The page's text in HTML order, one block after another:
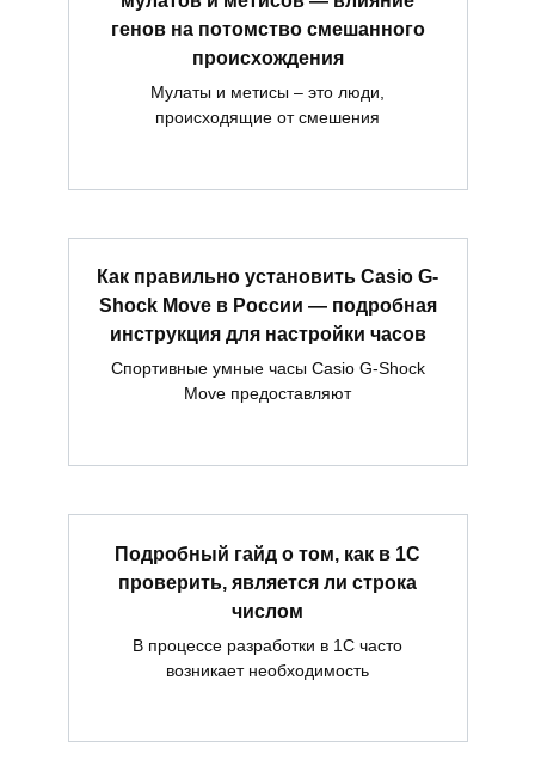
генов на потомство смешанного
происхождения
Мулаты и метисы – это люди,
происходящие от смешения
Как правильно установить Casio G-
Shock Move в России — подробная
инструкция для настройки часов
Спортивные умные часы Casio G-Shock
Move предоставляют
Подробный гайд о том, как в 1С
проверить, является ли строка
числом
В процессе разработки в 1С часто
возникает необходимость